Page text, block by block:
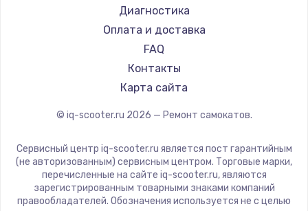
Bork
Segway
KIRIN
Диагностика
Оплата и доставка
FAQ
Контакты
Карта сайта
© iq-scooter.ru 2026 — Ремонт самокатов.
Сервисный центр iq-scooter.ru является пост гарантийным
(не авторизованным) сервисным центром. Торговые марки,
перечисленные на сайте iq-scooter.ru, являются
зарегистрированным товарными знаками компаний
правообладателей. Обозначения используется не с целью